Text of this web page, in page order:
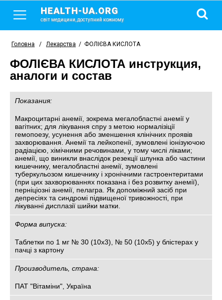
HEALTH-UA.ORG
світ медицини, доступний кожному
Головна / Лекарства / ФОЛІЄВА КИСЛОТА
ФОЛІЄВА КИСЛОТА инструкция,
аналоги и состав
Показания:
Макроцитарні анемії, зокрема мегалобластні анемії у
вагітних; для лікування спру з метою нормалізіції
гемопоезу, усунення або зменшення клінічних проявів
захворювання. Анемії та лейкопенії, зумовлені іонізуючою
радіацією, хімічними речовинами, у тому числі ліками;
анемії, що виникли внаслідок резекції шлунка або частини
кишечнику, мегалобластні анемії, зумовлені
туберкульозом кишечнику і хронічними гастроентеритами
(при цих захворюваннях показана і без розвитку анемії),
перніціозні анемії, пелагра. Як допоміжний засіб при
депресіях та синдромі підвищеної тривожності, при
лікуванні дисплазії шийки матки.
Форма випуска:
Таблетки по 1 мг № 30 (10х3), № 50 (10х5) у блістерах у
пачці з картону
Производитель, страна:
ПАТ "Вітаміни", Україна